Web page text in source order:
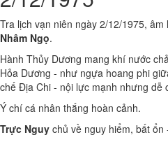
Tra lịch vạn niên ngày 2/12/1975,
Nhâm Ngọ.
Hành Thủy Dương mang khí nước
Hỏa Dương - như ngựa hoang phi
chế Địa Chi - nội lực mạnh nhưng dễ
Ý chí cá nhân thắng hoàn cảnh.
Trực Nguy chủ về nguy hiểm, bất